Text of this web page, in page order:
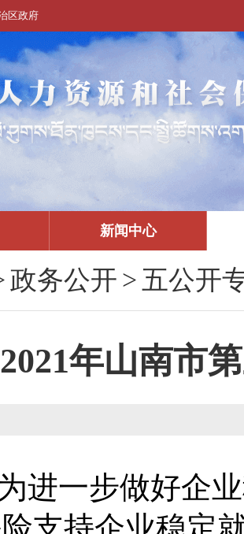
区政府
新闻中心
政务公开 > 五公开
2021年山南市
为进一步做好企